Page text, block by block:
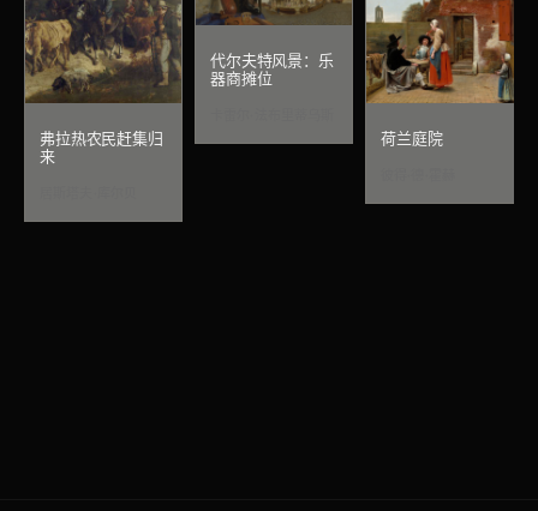
弗拉热农民赶集归
来
代尔夫特风景：乐
器商摊位
荷兰庭院